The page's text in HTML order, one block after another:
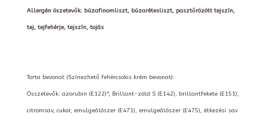
Allergén öszetevők: búzafinomliszt, búzarétesliszt, pasztőrözött tejszín,
tej, tejfehérje, tejszín, tojás
Torta bevonat (Színezhető fehércsokis krém bevonat):
Összetevők: azorubin (E122)*, Brillant-zöld S (E142), brillantfekete (E151),
citromsav, cukor, emulgeálószer (E471), emulgeálószer (E475), étkezési sav